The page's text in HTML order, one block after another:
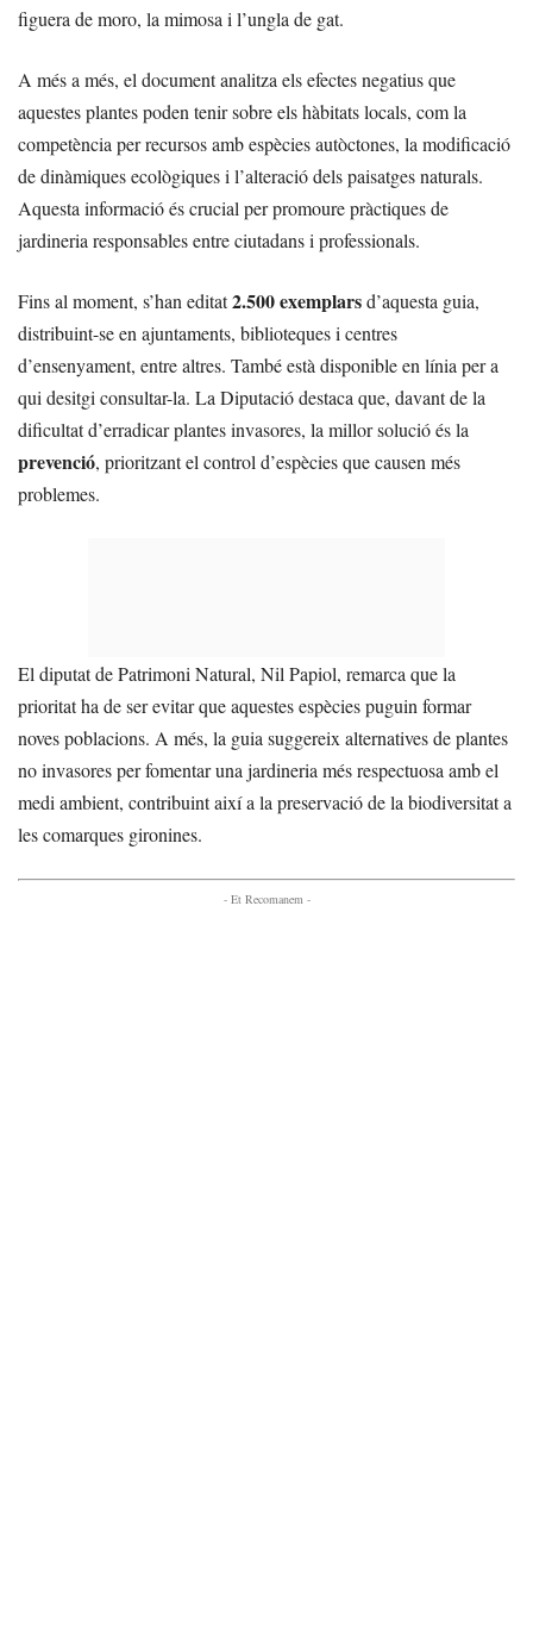
figuera de moro, la mimosa i l’ungla de gat.
A més a més, el document analitza els efectes negatius que
aquestes plantes poden tenir sobre els hàbitats locals, com la
competència per recursos amb espècies autòctones, la modificació
de dinàmiques ecològiques i l’alteració dels paisatges naturals.
Aquesta informació és crucial per promoure pràctiques de
jardineria responsables entre ciutadans i professionals.
Fins al moment, s’han editat2.500 exemplarsd’aquesta guia,
distribuint-se en ajuntaments, biblioteques i centres
d’ensenyament, entre altres. També està disponible en línia per a
qui desitgi consultar-la. La Diputació destaca que, davant de la
dificultat d’erradicar plantes invasores, la millor solució és la
prevenció, prioritzant el control d’espècies que causen més
problemes.
El diputat de Patrimoni Natural, Nil Papiol, remarca que la
prioritat ha de ser evitar que aquestes espècies puguin formar
noves poblacions. A més, la guia suggereix alternatives de plantes
no invasores per fomentar una jardineria més respectuosa amb el
medi ambient, contribuint així a la preservació de la biodiversitat a
les comarques gironines.
- Et Recomanem -